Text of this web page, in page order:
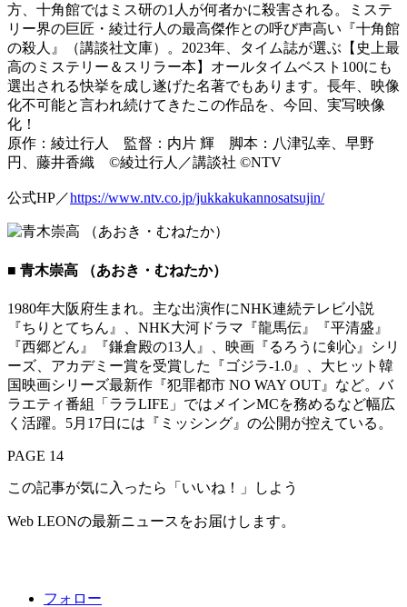
方、十角館ではミス研の1人が何者かに殺害される。ミステ
リー界の巨匠・綾辻行人の最高傑作との呼び声高い『十角館
の殺人』（講談社文庫）。2023年、タイム誌が選ぶ【史上最
高のミステリー＆スリラー本】オールタイムベスト100にも
選出される快挙を成し遂げた名著でもあります。長年、映像
化不可能と言われ続けてきたこの作品を、今回、実写映像
化！
原作：綾辻行人 監督：内片 輝 脚本：八津弘幸、早野
円、藤井香織 ©綾辻行人／講談社 ©NTV
公式HP／https://www.ntv.co.jp/jukkakukannosatsujin/
■ 青木崇高 （あおき・むねたか）
1980年大阪府生まれ。主な出演作にNHK連続テレビ小説
『ちりとてちん』、NHK大河ドラマ『龍馬伝』『平清盛』
『西郷どん』『鎌倉殿の13人』、映画『るろうに剣心』シリ
ーズ、アカデミー賞を受賞した『ゴジラ-1.0』、大ヒット韓
国映画シリーズ最新作『犯罪都市 NO WAY OUT』など。バ
ラエティ番組「ララLIFE」ではメインMCを務めるなど幅広
く活躍。5月17日には『ミッシング』の公開が控えている。
PAGE 14
この記事が気に入ったら「いいね！」しよう
Web LEONの最新ニュースをお届けします。
フォロー